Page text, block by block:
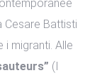
Cesare Battisti
migranti. Alle
(I